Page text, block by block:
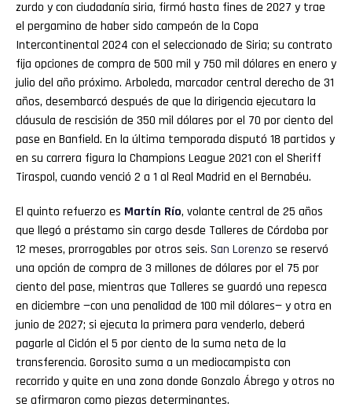
zurdo y con ciudadanía siria, firmó hasta fines de 2027 y trae
el pergamino de haber sido campeón de la Copa
Intercontinental 2024 con el seleccionado de Siria; su contrato
fija opciones de compra de 500 mil y 750 mil dólares en enero y
julio del año próximo. Arboleda, marcador central derecho de 31
años, desembarcó después de que la dirigencia ejecutara la
cláusula de rescisión de 350 mil dólares por el 70 por ciento del
pase en Banfield. En la última temporada disputó 18 partidos y
en su carrera figura la Champions League 2021 con el Sheriff
Tiraspol, cuando venció 2 a 1 al Real Madrid en el Bernabéu.
El quinto refuerzo es Martín Río, volante central de 25 años
que llegó a préstamo sin cargo desde Talleres de Córdoba por
12 meses, prorrogables por otros seis. San Lorenzo se reservó
una opción de compra de 3 millones de dólares por el 75 por
ciento del pase, mientras que Talleres se guardó una repesca
en diciembre —con una penalidad de 100 mil dólares— y otra en
junio de 2027; si ejecuta la primera para venderlo, deberá
pagarle al Ciclón el 5 por ciento de la suma neta de la
transferencia. Gorosito suma a un mediocampista con
recorrido y quite en una zona donde Gonzalo Ábrego y otros no
se afirmaron como piezas determinantes.